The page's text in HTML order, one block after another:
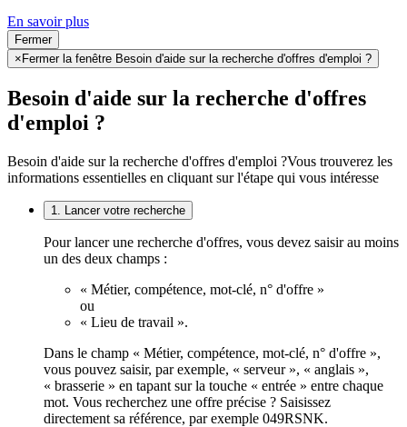
En savoir plus
Fermer
× Fermer la fenêtre Besoin d'aide sur la recherche d'offres d'emploi ?
Besoin d'aide sur la recherche d'offres
d'emploi ?
Besoin d'aide sur la recherche d'offres d'emploi ?Vous trouverez les
informations essentielles en cliquant sur l'étape qui vous intéresse
1. Lancer votre recherche
Pour lancer une recherche d'offres, vous devez saisir au moins
un des deux champs :
« Métier, compétence, mot-clé, n° d'offre »
ou
« Lieu de travail ».
Dans le champ « Métier, compétence, mot-clé, n° d'offre »,
vous pouvez saisir, par exemple, « serveur », « anglais »,
« brasserie » en tapant sur la touche « entrée » entre chaque
mot. Vous recherchez une offre précise ? Saisissez
directement sa référence, par exemple 049RSNK.